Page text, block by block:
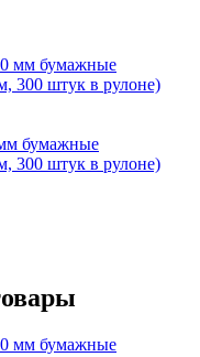
бумажные
300 штук в рулоне)